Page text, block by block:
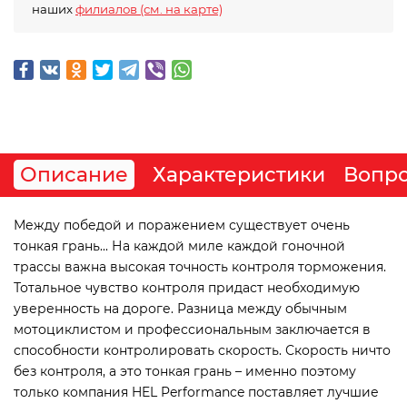
нашихфилиалов (см. на карте)
Описание Характеристики
Между победой и поражением существует очень
тонкая грань... На каждой миле каждой гоночной
трассы важна высокая точность контроля торможения.
Тотальное чувство контроля придаст необходимую
уверенность на дороге. Разница между обычным
мотоциклистом и профессиональным заключается в
способности контролировать скорость. Скорость ничто
без контроля, а это тонкая грань – именно поэтому
только компания HEL Performance поставляет лучшие